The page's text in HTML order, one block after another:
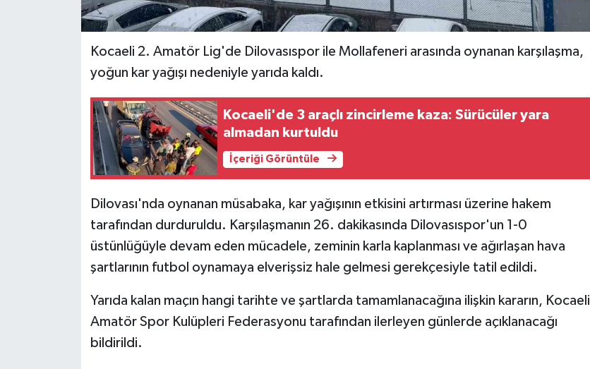
Kocaeli 2. Amatör Lig'de Dilovasıspor ile Mollafeneri arasında oynanan karşılaşma,
yoğun kar yağışı nedeniyle yarıda kaldı.
Kocaeli'de 3 araçlı zincirleme kaza: Sürücüler yara
almadan kurtuldu
İçeriği Görüntüle
Dilovası'nda oynanan müsabaka, kar yağışının etkisini artırması üzerine hakem
tarafından durduruldu. Karşılaşmanın 26. dakikasında Dilovasıspor'un 1-0
üstünlüğüyle devam eden mücadele, zeminin karla kaplanması ve ağırlaşan hava
şartlarının futbol oynamaya elverişsiz hale gelmesi gerekçesiyle tatil edildi.
Yarıda kalan maçın hangi tarihte ve şartlarda tamamlanacağına ilişkin kararın, Kocaeli
Amatör Spor Kulüpleri Federasyonu tarafından ilerleyen günlerde açıklanacağı
bildirildi.